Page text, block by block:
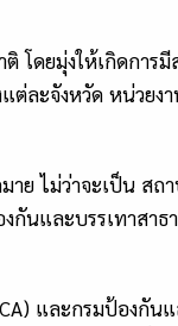
โดยมุ่งให้เกิดการมี
ละจังหวัด หน่วยงา
าย ไม่ว่าจะเป็น ส
นและบรรเทาสาธ
และกรมป้องกันแ